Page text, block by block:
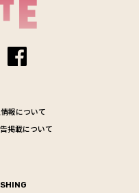
報について
掲載について